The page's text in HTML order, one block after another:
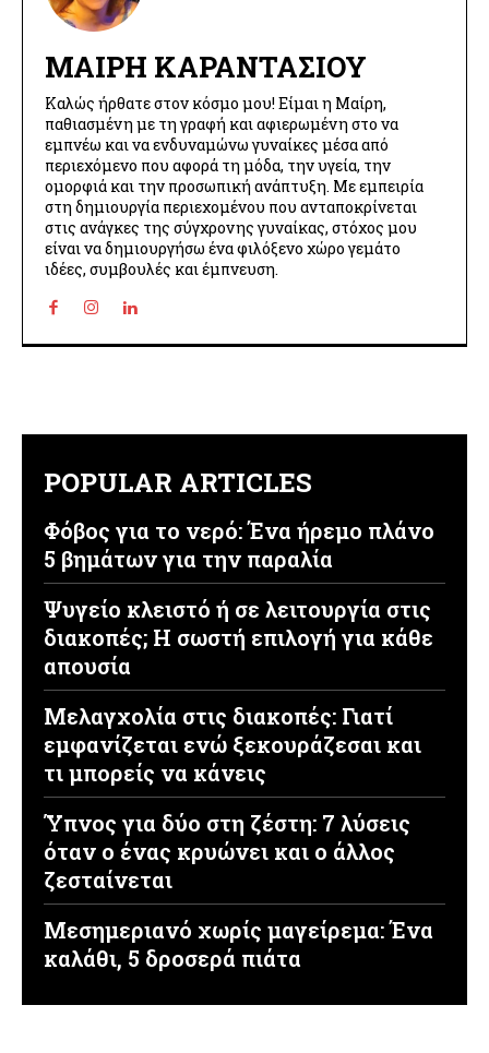
ΜΑΊΡΗ ΚΑΡΑΝΤΆΣΙΟΥ
Καλώς ήρθατε στον κόσμο μου! Είμαι η Μαίρη,
παθιασμένη με τη γραφή και αφιερωμένη στο να
εμπνέω και να ενδυναμώνω γυναίκες μέσα από
περιεχόμενο που αφορά τη μόδα, την υγεία, την
ομορφιά και την προσωπική ανάπτυξη. Με εμπειρία
στη δημιουργία περιεχομένου που ανταποκρίνεται
στις ανάγκες της σύγχρονης γυναίκας, στόχος μου
είναι να δημιουργήσω ένα φιλόξενο χώρο γεμάτο
ιδέες, συμβουλές και έμπνευση.
POPULAR ARTICLES
Φόβος για το νερό: Ένα ήρεμο πλάνο
5 βημάτων για την παραλία
Ψυγείο κλειστό ή σε λειτουργία στις
διακοπές; Η σωστή επιλογή για κάθε
απουσία
Μελαγχολία στις διακοπές: Γιατί
εμφανίζεται ενώ ξεκουράζεσαι και
τι μπορείς να κάνεις
Ύπνος για δύο στη ζέστη: 7 λύσεις
όταν ο ένας κρυώνει και ο άλλος
ζεσταίνεται
Μεσημεριανό χωρίς μαγείρεμα: Ένα
καλάθι, 5 δροσερά πιάτα